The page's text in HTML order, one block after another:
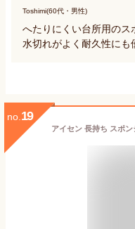
Toshimi(60代・男性)
へたりにくい台所用のス
水切れがよく耐久性にも
no. 19